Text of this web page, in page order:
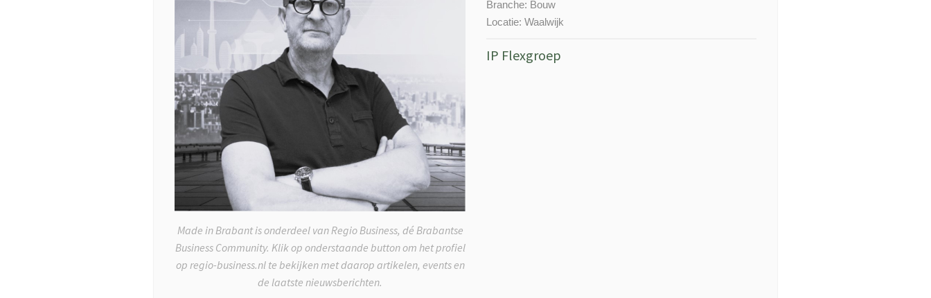
Made in Brabant is onderdeel van Regio Business, dé Brabantse
Business Community. Klik op onderstaande button om het profiel
op regio-business.nl te bekijken met daarop artikelen, events en
de laatste nieuwsberichten.
Branche: Bouw
Locatie: Waalwijk
IP Flexgroep